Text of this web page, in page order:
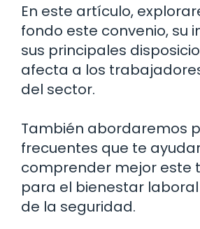
En este artículo,
fondo este convenio, su
sus principales
afecta a los
del sector.
También abordaremos
frecuentes que te
comprender mejor este
para el bienestar
de la seguridad.